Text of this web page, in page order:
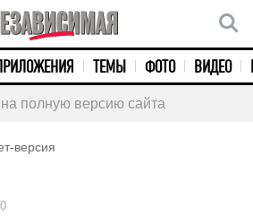
ПРИЛОЖЕНИЯ ТЕМЫ ФОТО ВИДЕО
полную версию сайта
версия
0